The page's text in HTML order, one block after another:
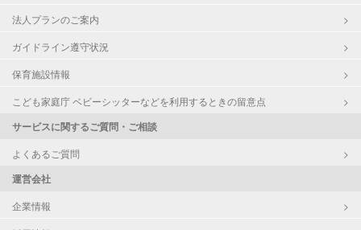
法人プランのご案内
ガイドライン遵守状況
保育施設情報
こども家庭庁 ベビーシッターなどを利用するときの留意点
サービスに関するご質問・ご相談
よくあるご質問
運営会社
企業情報